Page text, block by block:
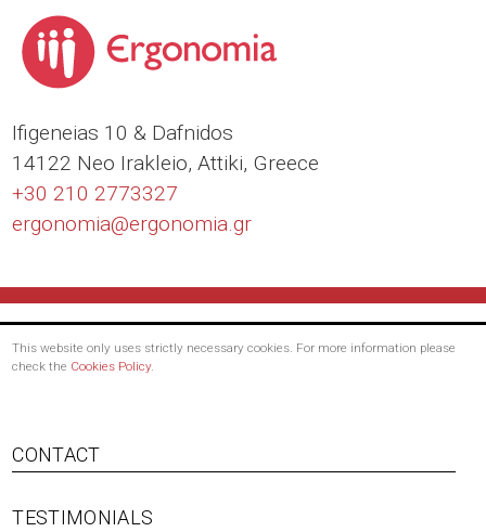
Ιfigeneias 10 & Dafnidos
14122 Neo Irakleio, Attiki, Greece
+30 210 2773327
ergonomia@ergonomia.gr
This website only uses strictly necessary cookies. For more information please
check the Cookies Policy.
Footer
menu
CONTACT
TESTIMONIALS